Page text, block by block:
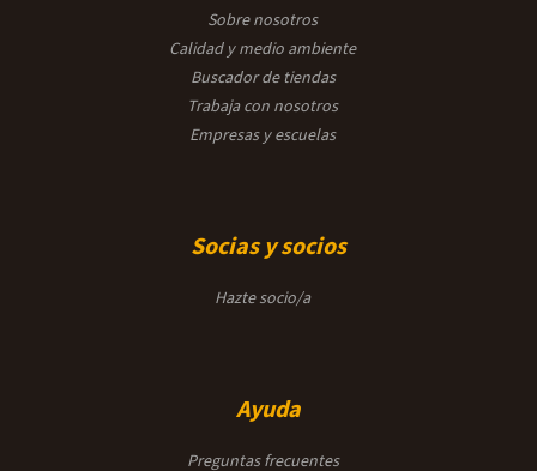
Sobre nosotros
Calidad y medio ambiente
Buscador de tiendas
Trabaja con nosotros
Empresas y escuelas
Socias y socios
Hazte socio/a
Ayuda
Preguntas frecuentes